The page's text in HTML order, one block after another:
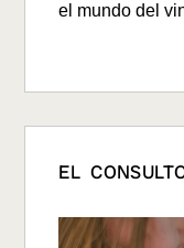
el mundo del
EL